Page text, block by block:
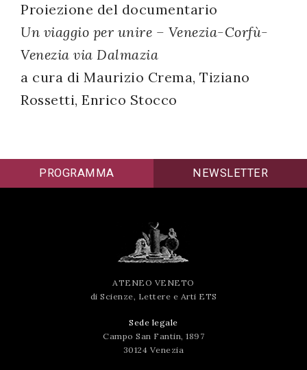
Proiezione del documentario
Un viaggio per unire – Venezia-Corfù-
Venezia via Dalmazia
a cura di Maurizio Crema, Tiziano
Rossetti, Enrico Stocco
Registrazione
PROGRAMMA NEWSLETTER
ATENEO VENETO
di Scienze, Lettere e Arti ETS
Sede legale
Campo San Fantin, 1897
30124 Venezia